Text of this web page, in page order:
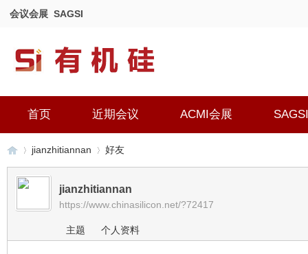
会议会展 SAGSI
首页 近期会议 ACMI会展 SAGSI
有›
jianzhitiannan
›
好友
jianzhitiannan
https://www.chinasilicon.net/?72417
主题 个人资料